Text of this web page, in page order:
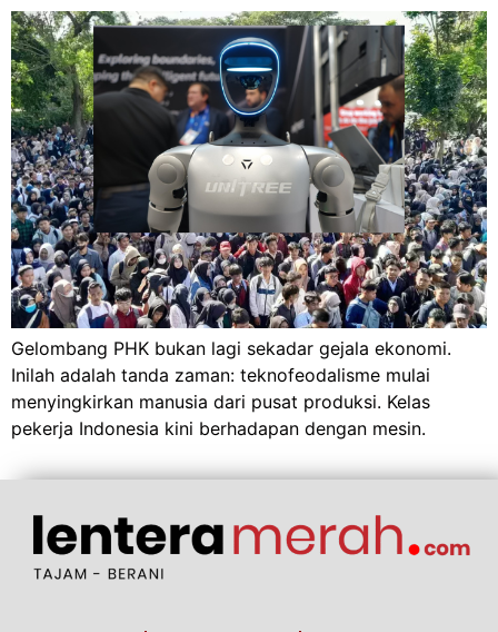
Gelombang PHK bukan lagi sekadar gejala ekonomi.
Inilah adalah tanda zaman: teknofeodalisme mulai
menyingkirkan manusia dari pusat produksi. Kelas
pekerja Indonesia kini berhadapan dengan mesin.